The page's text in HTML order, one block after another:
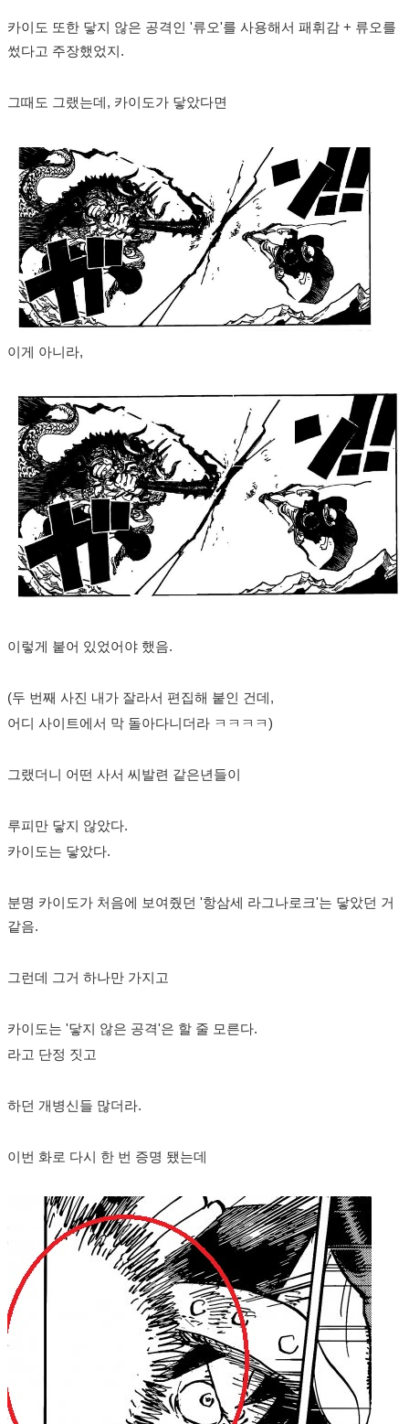
카이도 또한 닿지 않은 공격인 '류오'를 사용해서 패휘감 + 류오를
썼다고 주장했었지.
그때도 그랬는데, 카이도가 닿았다면
이게 아니라,
이렇게 붙어 있었어야 했음.
(두 번째 사진 내가 잘라서 편집해 붙인 건데,
어디 사이트에서 막 돌아다니더라 ㅋㅋㅋㅋ)
그랬더니 어떤 사서 씨발련 같은년들이
루피만 닿지 않았다.
카이도는 닿았다.
분명 카이도가 처음에 보여줬던 '항삼세 라그나로크'는 닿았던 거
같음.
그런데 그거 하나만 가지고
카이도는 '닿지 않은 공격'은 할 줄 모른다.
라고 단정 짓고
하던 개병신들 많더라.
이번 화로 다시 한 번 증명 됐는데